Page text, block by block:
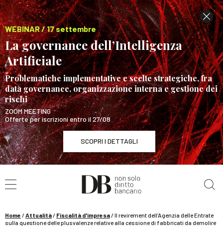
WEBINAR / 17 settembre
La governance dell’Intelligenza
Artificiale
Problematiche implementative e scelte strategiche, fra
data governance, organizzazione interna e gestione dei
rischi
ZOOM MEETING
Offerte per iscrizioni entro il 27/08
SCOPRI I DETTAGLI
WEBINAR / 17 settembre
La governance dell’Intelligenza Artificiale
Home /Attualità/ Fiscalità d'impresa/Il revirement dell’Agenzia delle Entrate
sulla questione delle plusvalenze relative alla cessione di fabbricati da demolire